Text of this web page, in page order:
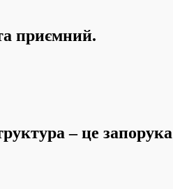
приємний.
– ​​це запорука